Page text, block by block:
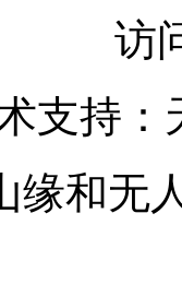
访
支持：
缘和无